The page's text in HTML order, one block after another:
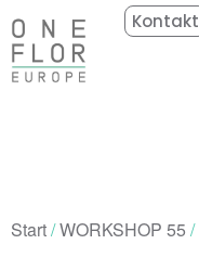
Kontakt
Start/WORKSHOP 55 /